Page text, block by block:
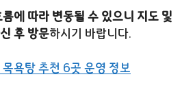
에 따라 변동될 수 있으니 지도 및
후 방문하시기 바랍니다.
욕탕 추천 6곳 운영 정보